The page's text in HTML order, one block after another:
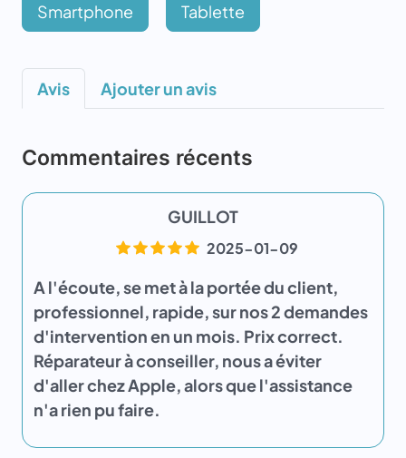
Smartphone Tablette
Avis Ajouter un avis
Commentaires récents
GUILLOT
2025-01-09
A l'écoute, se met à la portée du client,
professionnel, rapide, sur nos 2 demandes
d'intervention en un mois. Prix correct.
Réparateur à conseiller, nous a éviter
d'aller chez Apple, alors que l'assistance
n'a rien pu faire.